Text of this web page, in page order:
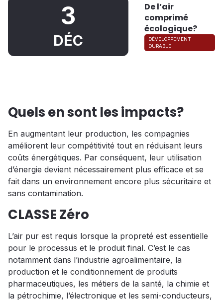
3
DÉC
De l’air
comprimé
écologique?
DÉVELOPPEMENT
DURABLE
Quels en sont les impacts?
En augmentant leur production, les compagnies
améliorent leur compétitivité tout en réduisant leurs
coûts énergétiques. Par conséquent, leur utilisation
d’énergie devient nécessairement plus efficace et se
fait dans un environnement encore plus sécuritaire et
sans contamination.
CLASSE Zéro
L’air pur est requis lorsque la propreté est essentielle
pour le processus et le produit final. C’est le cas
notamment dans l’industrie agroalimentaire, la
production et le conditionnement de produits
pharmaceutiques, les métiers de la santé, la chimie et
la pétrochimie, l’électronique et les semi-conducteurs,